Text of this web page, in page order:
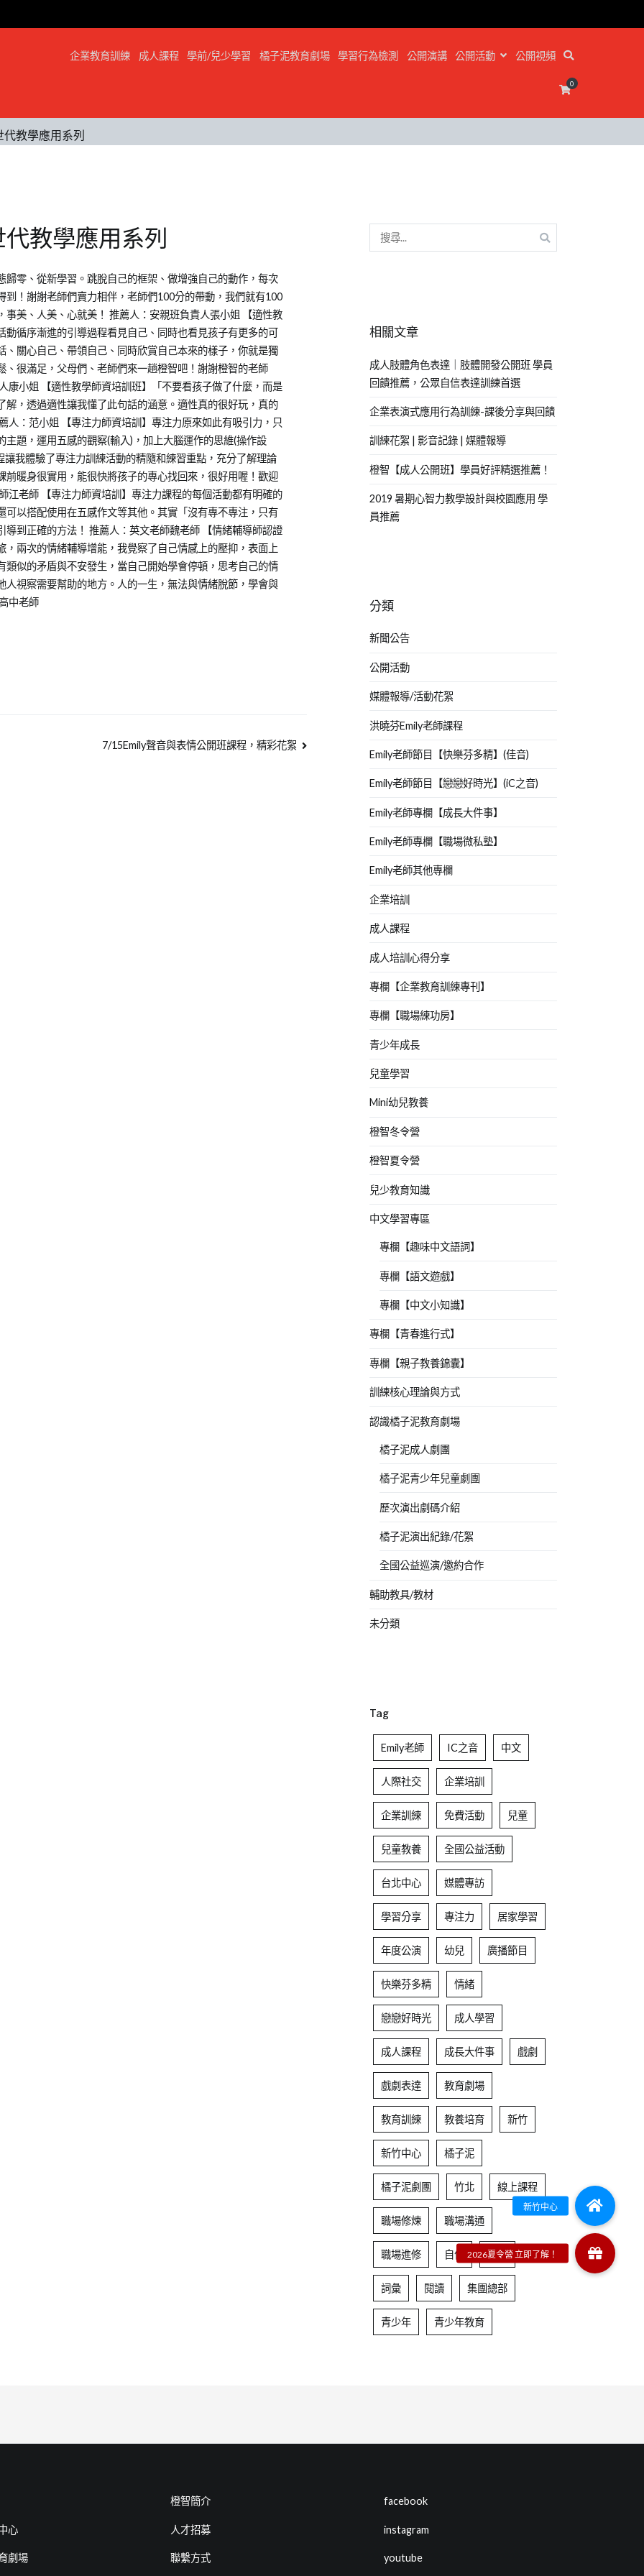
企業教育訓練 成人課程 學前/兒少學習 橘子泥教育劇場 學習行為檢測 公開演講 公開活動 公開視頻
0
教學應用系列
教學應用系列
歸零、從新學習。跳脫自己的框架、做增強自己的動作，每次
到！謝謝老師們賣力相伴，老師們100分的帶動，我們就有100
美、人美、心就美！ 推薦人：安親班負責人張小姐 【適性教
循序漸進的引導過程看見自己、同時也看見孩子有更多的可
關心自己、帶領自己、同時欣賞自己本來的樣子，你就是獨
很滿足，父母們、老師們來一趟橙智吧！謝謝橙智的老師
康小姐 【適性教學師資培訓班】「不要看孩子做了什麼，而是
，透過適性讓我懂了此句話的涵意。適性真的很好玩，真的
人：范小姐 【專注力師資培訓】專注力原來如此有吸引力，只
題，運用五感的觀察(輸入)，加上大腦運作的思維(操作設
我體驗了專注力訓練活動的精隨和練習重點，充分了解理論
暖身很實用，能很快將孩子的專心找回來，很好用喔！歡迎
江老師 【專注力師資培訓】專注力課程的每個活動都有明確的
以搭配使用在五感作文等其他。其實「沒有專不專注，只有
到正確的方法！ 推薦人：英文老師魏老師 【情緒輔導師認證
兩次的情緒輔導增能，我覺察了自己情感上的壓抑，表面上
似的矛盾與不安發生，當自己開始學會停頓，思考自己的情
視察需要幫助的地方。人的一生，無法與情緒脫節，學會與
中老師
7/15Emily聲音與表情公開班課程，精彩花絮
相關文章
成人肢體角色表達｜肢體開發公開班 學員
回饋推薦，公眾自信表達訓練首選
企業表演式應用行為訓練-課後分享與回饋
訓練花絮 | 影音記錄 | 媒體報導
橙智【成人公開班】學員好評精選推薦！
2019 暑期心智力教學設計與校園應用 學
員推薦
分類
新聞公告
公開活動
媒體報導/活動花絮
洪曉芬Emily老師課程
Emily老師節目【快樂芬多精】(佳音)
Emily老師節目【戀戀好時光】(iC之音)
Emily老師專欄【成長大件事】
Emily老師專欄【職場微私塾】
Emily老師其他專欄
企業培訓
成人課程
成人培訓心得分享
專欄【企業教育訓練專刊】
專欄【職場練功房】
青少年成長
兒童學習
Mini幼兒教養
橙智冬令營
橙智夏令營
兒少教育知識
中文學習專區
專欄【趣味中文語詞】
專欄【語文遊戲】
專欄【中文小知識】
專欄【青春進行式】
專欄【親子教養錦囊】
訓練核心理論與方式
認識橘子泥教育劇場
橘子泥成人劇團
橘子泥青少年兒童劇團
歷次演出劇碼介紹
橘子泥演出紀錄/花絮
全國公益巡演/邀約合作
輔助教具/教材
未分類
Tag
Emily老師 IC之音 中文
人際社交 企業培訓
企業訓練 免費活動 兒童
兒童教養 全國公益活動
台北中心 媒體專訪
學習分享 專注力 居家學習
年度公演 幼兒 廣播節目
快樂芬多精 情緒
戀戀好時光 成人學習
成人課程 成長大件事 戲劇
戲劇表達 教育劇場
教育訓練 教養培育 新竹
新竹中心 橘子泥
橘子泥劇團 竹北 線上課程
職場修煉 職場溝通
職場進修 自信 表達
詞彙 閱讀 集團總部
青少年 青少年教育
心
劇場
橙智簡介
人才招募
聯繫方式
facebook
instagram
youtube